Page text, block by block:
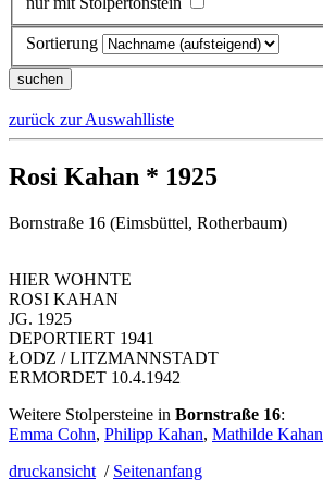
Sortierung
zurück zur Auswahlliste
Rosi Kahan * 1925
Bornstraße 16 (Eimsbüttel, Rotherbaum)
HIER WOHNTE
ROSI KAHAN
JG. 1925
DEPORTIERT 1941
ŁODZ / LITZMANNSTADT
ERMORDET 10.4.1942
Weitere Stolpersteine in Bornstraße 16:
Emma Cohn, Philipp Kahan, Mathilde Kahan
druckansicht / Seitenanfang